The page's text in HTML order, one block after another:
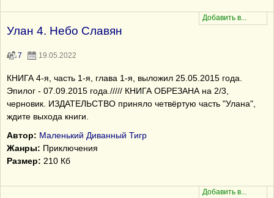
Улан 4. Небо Славян
7 19.05.2022
КНИГА 4-я, часть 1-я, глава 1-я, выложил 25.05.2015 года.
Эпилог - 07.09.2015 года.///// КНИГА ОБРЕЗАНА на 2/3,
черновик. ИЗДАТЕЛЬСТВО приняло четвёртую часть "Улана",
ждите выхода книги.
Автор: Маленький Диванный Тигр
Жанры: Приключения
Размер: 210 Кб